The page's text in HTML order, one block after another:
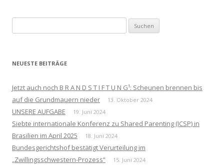
nach:
NEUESTE BEITRÄGE
Jetzt auch noch B R A N D S T I F T U N G¹: Scheunen brennen bis
auf die Grundmauern nieder
13. Oktober 2024
UNSERE AUFGABE 19. Juni 2024
Siebte internationale Konferenz zu Shared Parenting (ICSP) in
Brasilien im April 2025
18. Juni 2024
Bundesgerichtshof bestätigt Verurteilung im
„Zwillingsschwestern-Prozess“
15. Juni 2024